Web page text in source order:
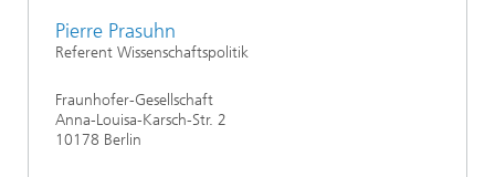
Pierre Prasuhn
Referent Wissenschaftspolitik
Fraunhofer-Gesellschaft
Anna-Louisa-Karsch-Str. 2
10178 Berlin